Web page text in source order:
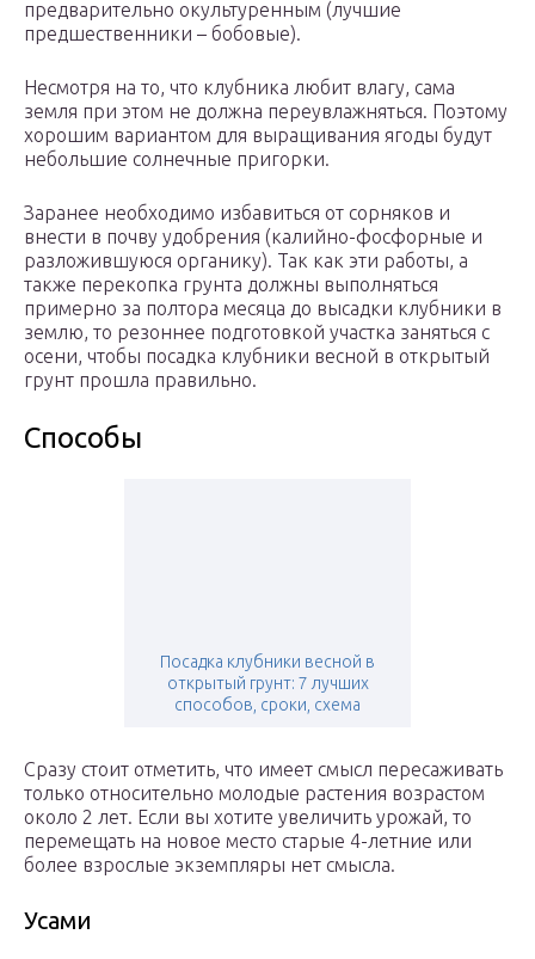
предварительно окультуренным (лучшие
предшественники – бобовые).
Несмотря на то, что клубника любит влагу, сама
земля при этом не должна переувлажняться. Поэтому
хорошим вариантом для выращивания ягоды будут
небольшие солнечные пригорки.
Заранее необходимо избавиться от сорняков и
внести в почву удобрения (калийно-фосфорные и
разложившуюся органику). Так как эти работы, а
также перекопка грунта должны выполняться
примерно за полтора месяца до высадки клубники в
землю, то резоннее подготовкой участка заняться с
осени, чтобы посадка клубники весной в открытый
грунт прошла правильно.
Способы
Посадка клубники весной в
открытый грунт: 7 лучших
способов, сроки, схема
Сразу стоит отметить, что имеет смысл пересаживать
только относительно молодые растения возрастом
около 2 лет. Если вы хотите увеличить урожай, то
перемещать на новое место старые 4-летние или
более взрослые экземпляры нет смысла.
Усами